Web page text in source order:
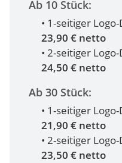
Ab 10 Stück:
• 1-seitiger
23,90 € netto
• 2-seitiger
24,50 € netto
Ab 30 Stück:
• 1-seitiger
21,90 € netto
• 2-seitiger
23,50 € netto